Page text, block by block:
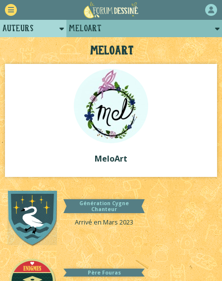
MeloArt
MeloArt
Génération Cygne
Chanteur
Arrivé en Mars 2023
Père Fouras
Auteurs
Retour
Forum
Projets
Tutoriels
MeloArt
Posts de meloart